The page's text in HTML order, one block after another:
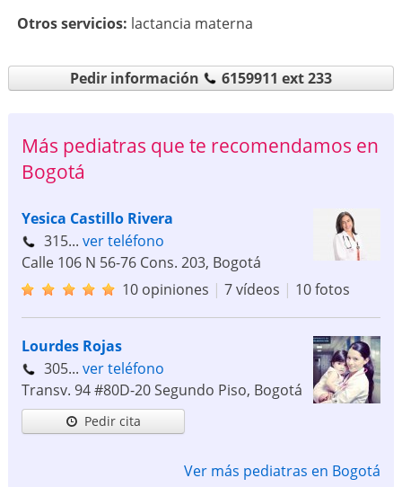
Otros servicios: lactancia materna
Pedir información 6159911 ext 233
Más pediatras que te recomendamos en
Bogotá
Yesica Castillo Rivera
315... ver teléfono
Calle 106 N 56-76 Cons. 203, Bogotá
10 opiniones | 7 vídeos | 10 fotos
Lourdes Rojas
305... ver teléfono
Transv. 94 #80D-20 Segundo Piso, Bogotá
Pedir cita
Ver más pediatras en Bogotá